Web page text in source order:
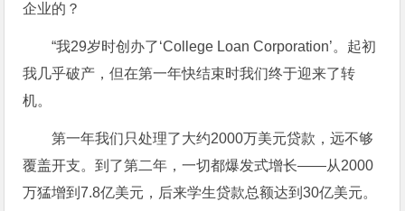
企业的？
“我29岁时创办了‘College Loan Corporation’。起初
我几乎破产，但在第一年快结束时我们终于迎来了转
机。
第一年我们只处理了大约2000万美元贷款，远不够
覆盖开支。到了第二年，一切都爆发式增长——从2000
万猛增到7.8亿美元，后来学生贷款总额达到30亿美元。